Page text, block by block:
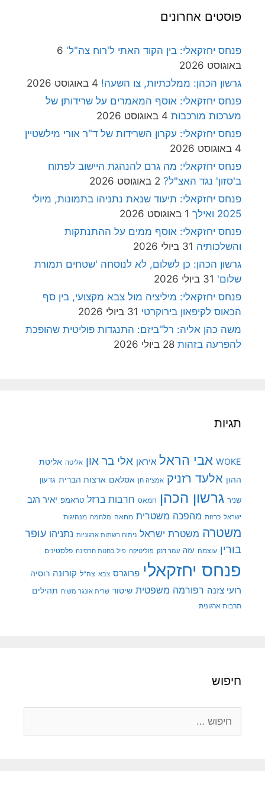
פוסטים אחרונים
פנחס יחזקאלי: בין הקוד האתי ל'רוח צה"ל' 6
באוגוסט 2026
גרשון הכהן: ממלכתיות, צו השעה! 4 באוגוסט 2026
פנחס יחזקאלי: אוסף המאמרים על שרידותן של
מערכות מורכבות 4 באוגוסט 2026
פנחס יחזקאלי: עקרון השרידות של ד"ר אורי מילשטיין
4 באוגוסט 2026
פנחס יחזקאלי: מה גרם להנהגת היישוב לפתוח
ב'סזון' נגד האצ"ל? 2 באוגוסט 2026
פנחס יחזקאלי: תיעוד שנאת נתניהו בתמונות, מיולי
2025 ואילך
1 באוגוסט 2026
פנחס יחזקאלי: אוסף ממים על ההתנתקות
והשלכותיה 31 ביולי 2026
גרשון הכהן: כן לשלום, לא לנוסחה 'שטחים תמורת
שלום' 31 ביולי 2026
פנחס יחזקאלי: מיליציה מול צבא מקצועי, בין סף
הכאוס לקיפאון בירוקרטי 31 ביולי 2026
משה כהן אליה: רל"ביזם: התנגדות פוליטית שהופכת
להפרעה בזהות 28 ביולי 2026
תגיות
WOKE אבי הראל איראן אלי בר און אליטה אליטת
ההון אלעד רזניק אמציה חן אסלאם ארצות הברית גדעון
שניר גרשון הכהן חמאס חרבות ברזל טראמפ יאיר רגב
ישראל כרזות מהפכה משטרית מחאה מלחמה מנהיגות
משטרה משטרת ישראל ניתוח רשתות ארגוניות נתניהו עופר
בורין עוצמה עזה עמר דנק פוליטיקה פיל בחנות חרסינה פלסטינים
פנחס יחזקאלי פרוגרס צבא צה"ל קורונה רוסיה
רועי צזנה רפורמה משפטית שיטור שרית אונגר משיח תהילים
תרבות ארגונית
חיפוש